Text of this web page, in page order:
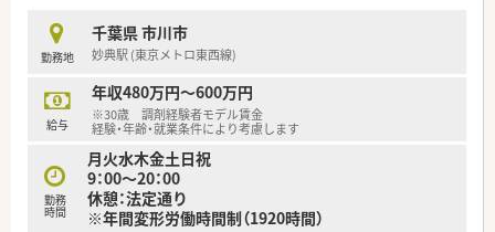
【こんな取り組みをしています】
■地域住民の方々の健やかな生活を支えるため、健康サポート薬
局の認定店舗を全国的に順次拡大させています。
■中途入社向けのWEB研修を5日間実施しており、店舗配属の前
から基礎知識やシステム操作をしっかり学べます。
■認定薬剤師の取得支援システムとしてファーマストリームを
導入しており、個人のスキルアップを応援しています。
【やりがい/おすすめポイント】
■入社2年目以降は年間休日が122日以上に増加し、7日間の連続
勤務地
千葉県 市川市
妙典駅 (東京メトロ東西線)
給与
年収480万円～600万円
※30歳 調剤経験者モデル賃金
経験・年齢・就業条件により考慮します
勤務
時間
月火水木金土日祝
9：00〜20：00
休憩：法定通り
※年間変形労働時間制（1920時間）